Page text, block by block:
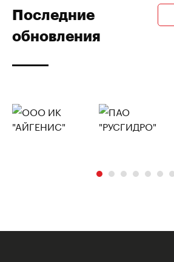
Последние
обновления